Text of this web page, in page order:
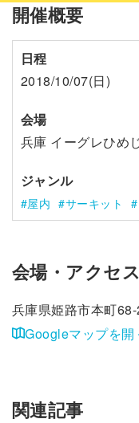
開催概要
日程
2018/10/07(日)
会場
兵庫 イーグレひ
ジャンル
屋内 サーキット
会場・アクセス
兵庫県姫路市本町
Googleマップを開
関連記事